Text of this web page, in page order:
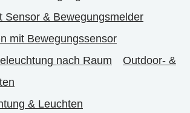
Sensor & Bewegungsmelder
mit Bewegungssensor
nach Raum
Outdoor- &
& Leuchten